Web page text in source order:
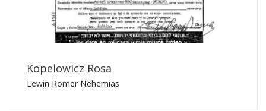
Kopelowicz Rosa
Lewin Romer Nehemias